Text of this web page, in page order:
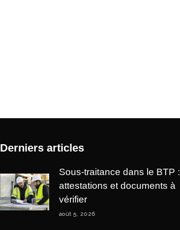
Derniers articles
Sous-traitance dans le BTP :
attestations et documents à
vérifier
août 5, 2026